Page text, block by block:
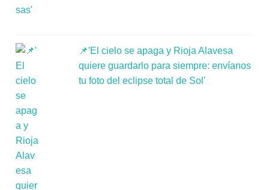
📌'El cielo se apaga y Rioja Alavesa
quiere guardarlo para siempre: envíanos
tu foto del eclipse total de Sol'